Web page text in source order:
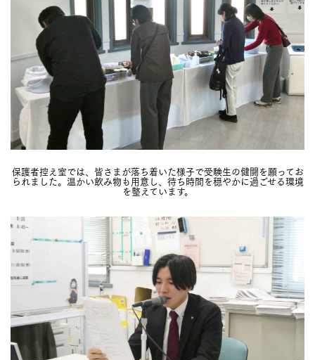
保護者控え室では、皆さまが落ち着いた様子で受験生の健闘を願ってお
られました。温かい飲み物も用意し、待ち時間を穏やかに過ごせる環境
を整えています。